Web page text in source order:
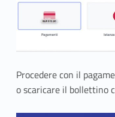
Procedere con il
o scaricare il bollettino